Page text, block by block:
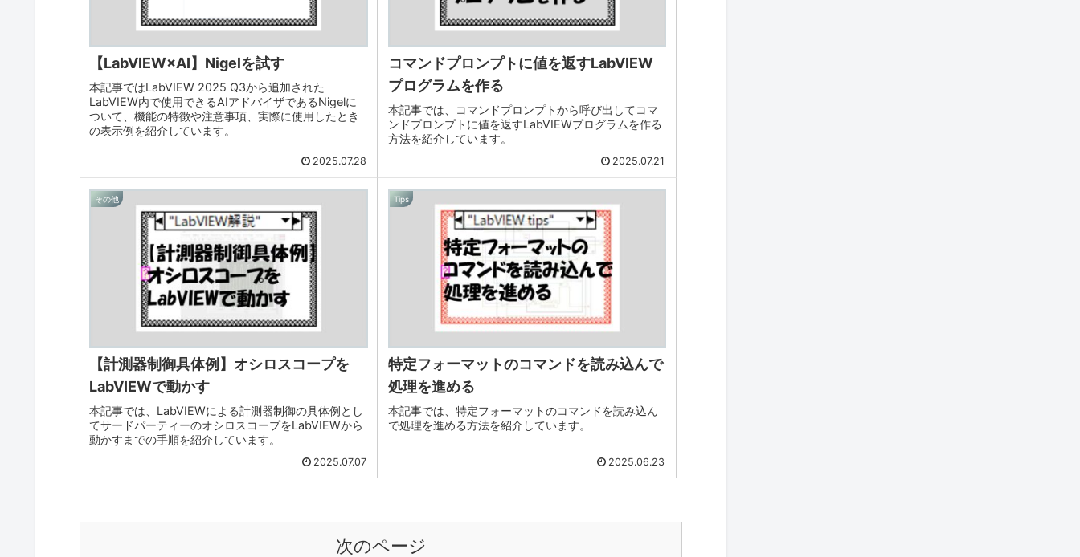
【LabVIEW×AI】Nigelを試す
本記事ではLabVIEW 2025 Q3から追加された
LabVIEW内で使用できるAIアドバイザであるNigelに
ついて、機能の特徴や注意事項、実際に使用したとき
の表示例を紹介しています。
2025.07.28
コマンドプロンプトに値を返すLabVIEW
プログラムを作る
本記事では、コマンドプロンプトから呼び出してコマ
ンドプロンプトに値を返すLabVIEWプログラムを作る
方法を紹介しています。
2025.07.21
その他
【計測器制御具体例】オシロスコープを
LabVIEWで動かす
本記事では、LabVIEWによる計測器制御の具体例とし
てサードパーティーのオシロスコープをLabVIEWから
動かすまでの手順を紹介しています。
2025.07.07
Tips
特定フォーマットのコマンドを読み込んで
処理を進める
本記事では、特定フォーマットのコマンドを読み込ん
で処理を進める方法を紹介しています。
2025.06.23
次のページ